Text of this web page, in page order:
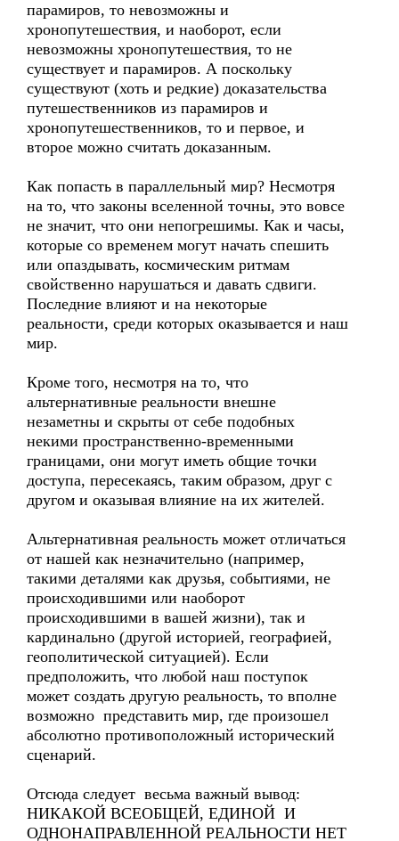
парамиров, то невозможны и
хронопутешествия, и наоборот, если
невозможны хронопутешествия, то не
существует и парамиров. А поскольку
существуют (хоть и редкие) доказательства
путешественников из парамиров и
хронопутешественников, то и первое, и
второе можно считать доказанным.
Как попасть в параллельный мир? Несмотря
на то, что законы вселенной точны, это вовсе
не значит, что они непогрешимы. Как и часы,
которые со временем могут начать спешить
или опаздывать, космическим ритмам
свойственно нарушаться и давать сдвиги.
Последние влияют и на некоторые
реальности, среди которых оказывается и наш
мир.
Кроме того, несмотря на то, что
альтернативные реальности внешне
незаметны и скрыты от себе подобных
некими пространственно-временными
границами, они могут иметь общие точки
доступа, пересекаясь, таким образом, друг с
другом и оказывая влияние на их жителей.
Альтернативная реальность может отличаться
от нашей как незначительно (например,
такими деталями как друзья, событиями, не
происходившими или наоборот
происходившими в вашей жизни), так и
кардинально (другой историей, географией,
геополитической ситуацией). Если
предположить, что любой наш поступок
может создать другую реальность, то вполне
возможно представить мир, где произошел
абсолютно противоположный исторический
сценарий.
Отсюда следует весьма важный вывод:
НИКАКОЙ ВСЕОБЩЕЙ, ЕДИНОЙ И
ОДНОНАПРАВЛЕННОЙ РЕАЛЬНОСТИ НЕТ